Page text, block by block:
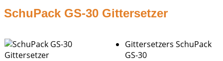
SchuPack GS-30 Gittersetzer
Gittersetzers SchuPack
GS-30